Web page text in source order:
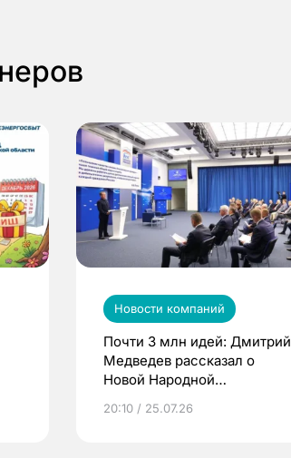
Новости компаний
Почти 3 млн идей: Дмитрий
Медведев рассказал о
Новой Народной
20:10 / 25.07.26